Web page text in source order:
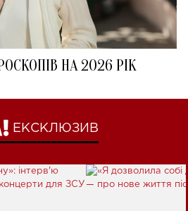
НА 2026 РІК
ЕКСКЛЮЗИВ